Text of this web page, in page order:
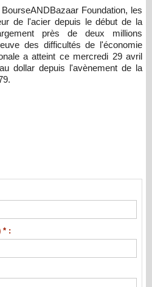
Foundation, les
de l'acier depuis le début de la
près de deux millions
des difficultés de l'économie
a atteint ce mercredi 29 avril
dollar depuis l'avènement de la
* :